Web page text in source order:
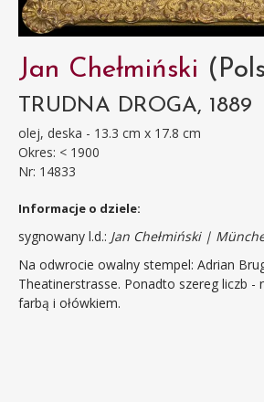
Jan Chełmiński
TRUDNA DROGA, 1889
olej, deska - 13.3 cm x 17.8 cm
Okres: < 1900
Nr: 14833
Informacje o dziele:
sygnowany l.d.: Jan Chełmiński |
Na odwrocie owalny stempel: Adrian
Theatinerstrasse. Ponadto szereg liczb -
farbą i ołówkiem.